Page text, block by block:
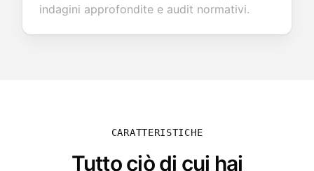
indagini approfondite e audit normativi.
CARATTERISTICHE
Tutto ciò di cui hai